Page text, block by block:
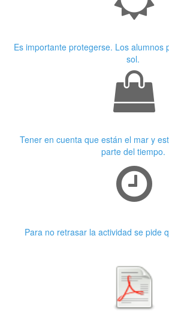
Es importante protegerse. Los alumnos
sol.
Tener en cuenta que están el mar y
parte del tiempo.
Para no retrasar la actividad se pide